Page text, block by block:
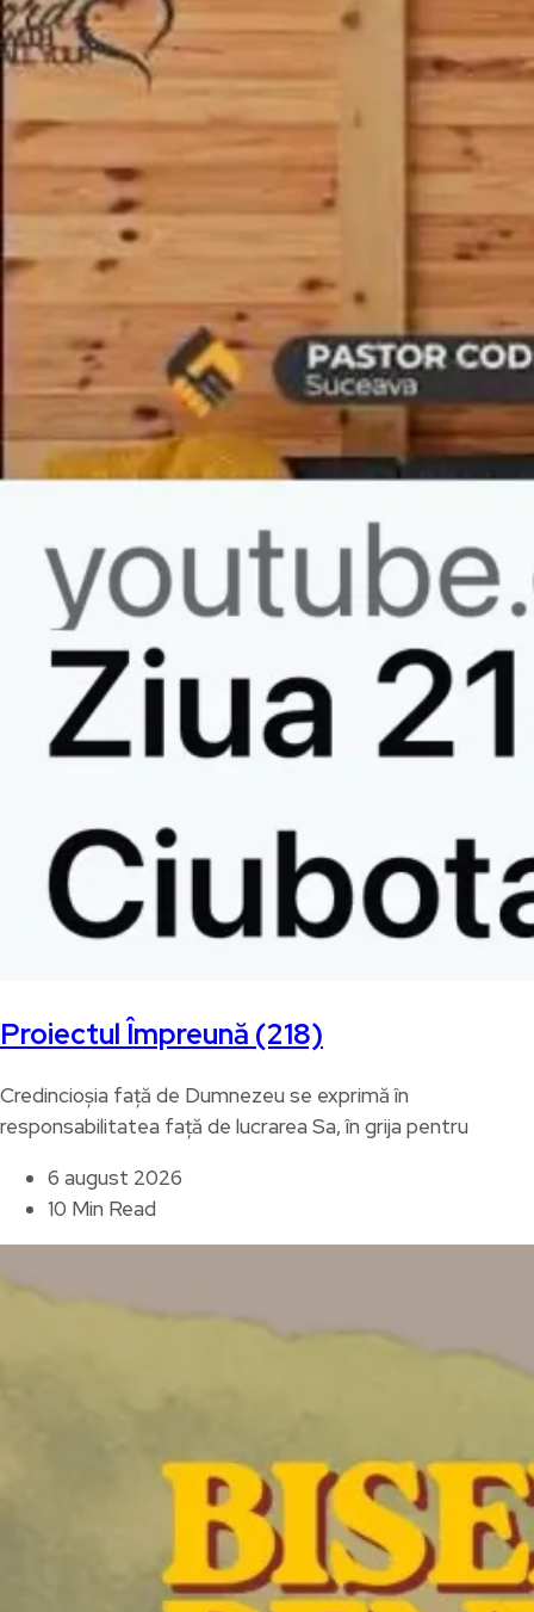
Proiectul Împreună (218)
Credincioșia față de Dumnezeu se exprimă în
responsabilitatea față de lucrarea Sa, în grija pentru
6 august 2026
10 Min Read